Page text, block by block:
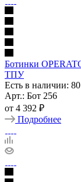
Ботинки
ТПУ
Есть в наличии: 80
Арт.: Бот 256
от 4 392 ₽
Подробнее